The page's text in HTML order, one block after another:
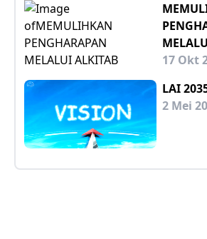
17 Okt
LAI
2 Mei